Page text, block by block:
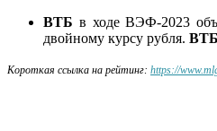
ВТБ в ходе ВЭФ-2023
двойному курсу рубля. ВТБ
Короткая ссылка на рейтинг: https://